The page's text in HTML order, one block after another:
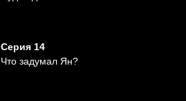
Серия 14
Что задумал Ян?